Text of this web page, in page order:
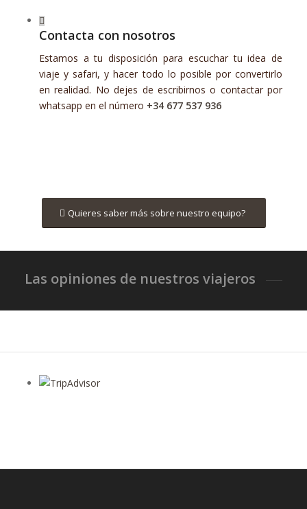
Contacta con nosotros
Estamos a tu disposición para escuchar tu idea de
viaje y safari, y hacer todo lo posible por convertirlo
en realidad. No dejes de escribirnos o contactar por
whatsapp en el número +34 677 537 936
Quieres saber más sobre nuestro equipo?
Las opiniones de nuestros viajeros